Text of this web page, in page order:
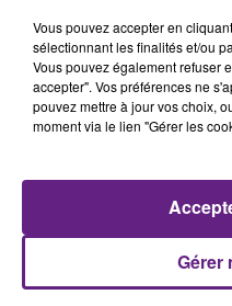
Publié : 16 juin 2023 à
Vous pouvez accepter en
sélectionnant les finalités et/ou
Vous pouvez également refuser
accepter". Vos préférences ne
pouvez mettre à jour vos choix,
moment via le lien "Gérer les
Gérer